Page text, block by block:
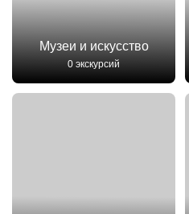
Музеи и искусство
0 экскурсий